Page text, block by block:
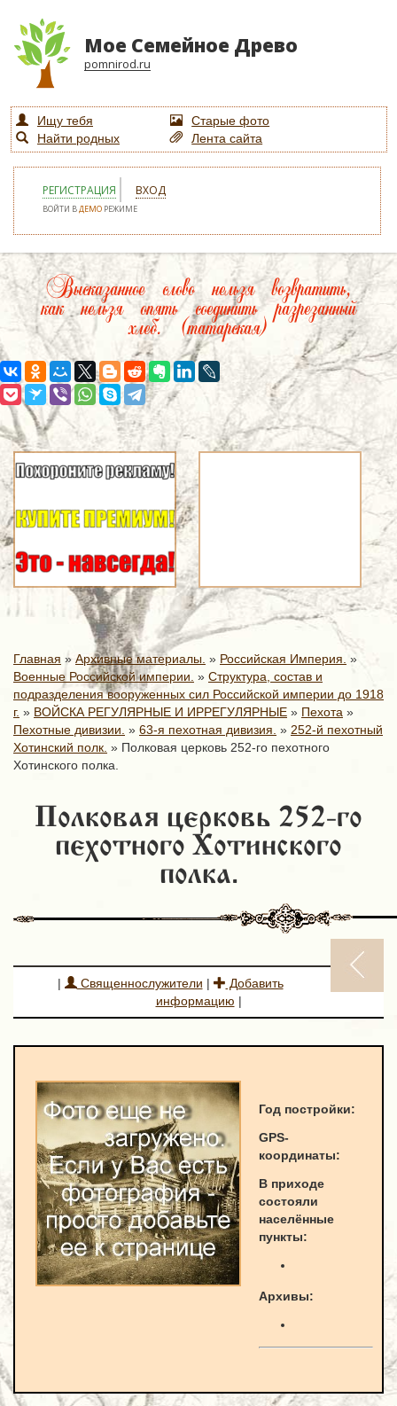
Мое Семейное Древо
pomnirod.ru
Ищу тебя
Старые фото
Найти родных
Лента сайта
РЕГИСТРАЦИЯ ВХОД
ВОЙТИ ВДЕМО РЕЖИМЕ
Высказанное слово нельзя возвратить,
как нельзя опять соединить разрезанный
хлеб. (татарская)
Главная » Архивные материалы. » Российская Империя. »
Военные Российской империи. » Структура, состав и
подразделения вооруженных сил Российской империи до 1918
г. » ВОЙСКА РЕГУЛЯРНЫЕ И ИРРЕГУЛЯРНЫЕ » Пехота »
Пехотные дивизии. » 63-я пехотная дивизия. » 252-й пехотный
Хотинский полк. » Полковая церковь 252-го пехотного
Хотинского полка.
Полковая церковь 252-го
пехотного Хотинского
полка.
| Священнослужители |
Добавить
информацию |
Год постройки:
GPS-
координаты:
В приходе
состояли
населённые
пункты:
Архивы: